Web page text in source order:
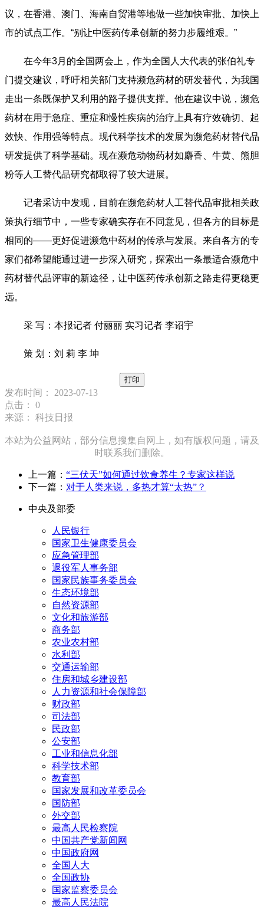
议，在香港、澳门、海南自贸港等地做一些加快审批、加快上
市的试点工作。“别让中医药传承创新的努力步履维艰。”
在今年3月的全国两会上，作为全国人大代表的张伯礼专
门提交建议，呼吁相关部门支持濒危药材的研发替代，为我国
走出一条既保护又利用的路子提供支撑。他在建议中说，濒危
药材在用于急症、重症和慢性疾病的治疗上具有疗效确切、起
效快、作用强等特点。现代科学技术的发展为濒危药材替代品
研发提供了科学基础。现在濒危动物药材如麝香、牛黄、熊胆
粉等人工替代品研究都取得了较大进展。
记者采访中发现，目前在濒危药材人工替代品审批相关政
策执行细节中，一些专家确实存在不同意见，但各方的目标是
相同的——更好促进濒危中药材的传承与发展。来自各方的专
家们都希望能通过进一步深入研究，探索出一条最适合濒危中
药材替代品评审的新途径，让中医药传承创新之路走得更稳更
远。
采 写：本报记者 付丽丽 实习记者 李诏宇
策 划：刘 莉 李 坤
打印
发布时间： 2023-07-13
点击： 0
来源： 科技日报
本站为公益网站，部分信息搜集自网上，如有版权问题，请及
时联系我们删除。
上一篇： “三伏天”如何通过饮食养生？专家这样说
下一篇： 对于人类来说，多热才算“太热”？
中央及部委
人民银行
国家卫生健康委员会
应急管理部
退役军人事务部
国家民族事务委员会
生态环境部
自然资源部
文化和旅游部
商务部
农业农村部
水利部
交通运输部
住房和城乡建设部
人力资源和社会保障部
财政部
司法部
民政部
公安部
工业和信息化部
科学技术部
教育部
国家发展和改革委员会
国防部
外交部
最高人民检察院
中国共产党新闻网
中国政府网
全国人大
全国政协
国家监察委员会
最高人民法院